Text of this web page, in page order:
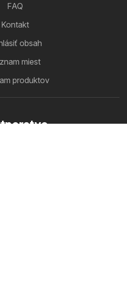
FAQ
Kontakt
obsah
miest
produktov